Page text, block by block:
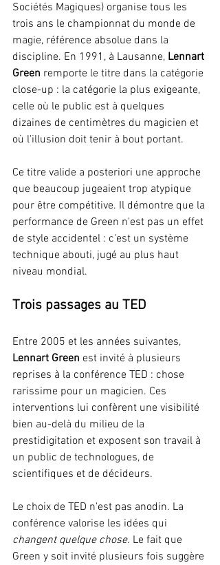
Sociétés Magiques) organise tous les
trois ans le championnat du monde de
magie, référence absolue dans la
discipline. En 1991, à Lausanne, Lennart
Green remporte le titre dans la catégorie
close-up : la catégorie la plus exigeante,
celle où le public est à quelques
dizaines de centimètres du magicien et
où l'illusion doit tenir à bout portant.
Ce titre valide a posteriori une approche
que beaucoup jugeaient trop atypique
pour être compétitive. Il démontre que la
performance de Green n'est pas un effet
de style accidentel : c'est un système
technique abouti, jugé au plus haut
niveau mondial.
Trois passages au TED
Entre 2005 et les années suivantes,
Lennart Green est invité à plusieurs
reprises à la conférence TED : chose
rarissime pour un magicien. Ces
interventions lui confèrent une visibilité
bien au-delà du milieu de la
prestidigitation et exposent son travail à
un public de technologues, de
scientifiques et de décideurs.
Le choix de TED n'est pas anodin. La
conférence valorise les idées qui
changent quelque chose. Le fait que
Green y soit invité plusieurs fois suggère